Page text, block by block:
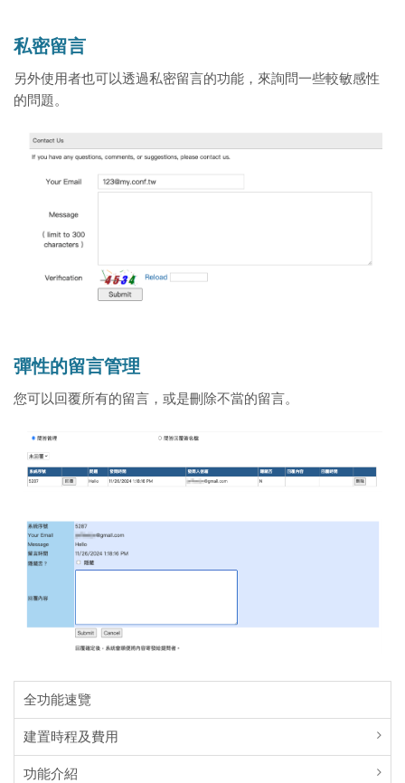
私密留言
另外使用者也可以透過私密留言的功能，來詢問一些較敏感性
的問題。
彈性的留言管理
您可以回覆所有的留言，或是刪除不當的留言。
全功能速覽
建置時程及費用
功能介紹